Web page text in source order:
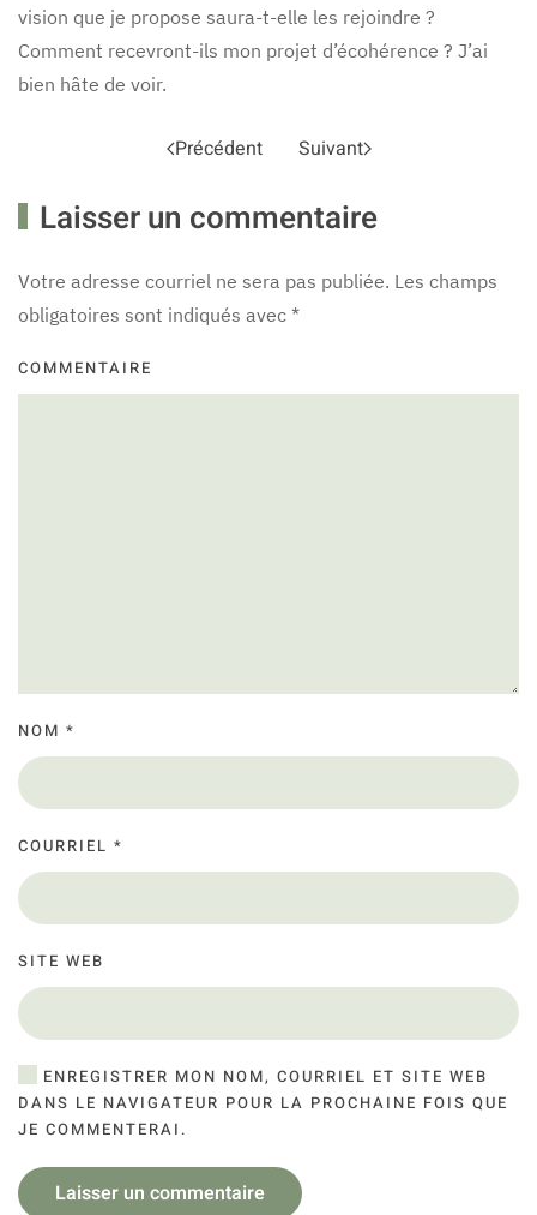
vision que je propose saura-t-elle les rejoindre ?
Comment recevront-ils mon projet d’écohérence ? J’ai
bien hâte de voir.
Précédent Suivant
Laisser un commentaire
Votre adresse courriel ne sera pas publiée. Les champs
obligatoires sont indiqués avec *
COMMENTAIRE
NOM *
COURRIEL *
SITE WEB
ENREGISTRER MON NOM, COURRIEL ET SITE WEB
DANS LE NAVIGATEUR POUR LA PROCHAINE FOIS QUE
JE COMMENTERAI.
Laisser un commentaire